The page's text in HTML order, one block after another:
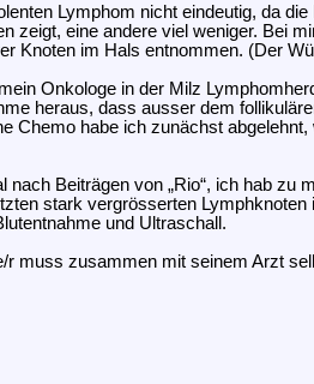
Lymphom nicht eindeutig, da
zeigt, eine andere viel weniger. Bei
Knoten im Hals entnommen. (Der
Onkologe in der Milz
heraus, dass ausser dem
Chemo habe ich zunächst
Beiträgen von „Rio“, ich hab zu
stark vergrösserten
und Ultraschall.
muss zusammen mit seinem Arzt